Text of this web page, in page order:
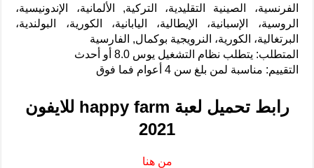
الفرنسية، الصينية التقليدية، التركية, الألمانية، الإندونيسية،
الروسية، الإسبانية، الإيطالية، اليابانية، الكورية، البولندية،
البرتغالية، الكورية، النرويجية بوكمال, الفارسية
المتطلب: يتطلب نظام التشغيل يوس 8.0 أو أحدث
التقييم: مناسبة لمن بلغ سن 4 أعوام فما فوق
رابط تحميل لعبة happy farm للايفون
2021
من هنا